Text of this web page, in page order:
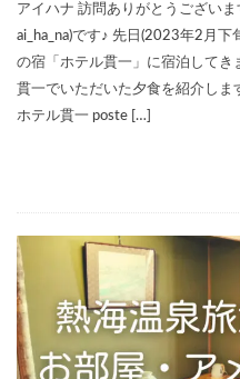
アイハナ 訪問ありがとうござい
ai_ha_na)です♪ 先日(2023年2月
の宿「ホテル貫一」に宿泊して
貫一でいただいた夕食を紹介し
ホテル貫一 poste […]